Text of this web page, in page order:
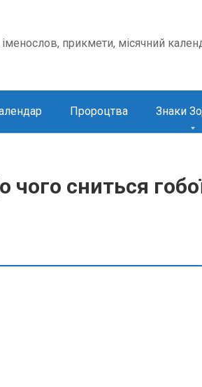
прикмети, місячний
Пророцтва Знаки
сниться